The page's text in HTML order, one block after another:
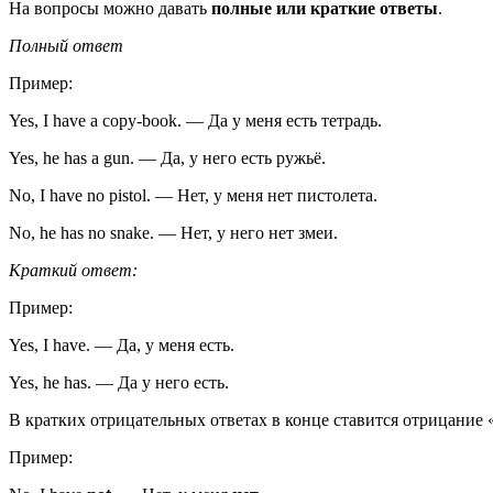
На вопросы можно давать полные или краткие ответы.
Полный ответ
Пример:
Yes, I have a copy-book. — Да у меня есть тетрадь.
Yes, he has a gun. — Да, у него есть ружьё.
No, I have no pistol. — Нет, у меня нет пистолета.
No, he has no snake. — Нет, у него нет змеи.
Краткий ответ:
Пример:
Yes, I have. — Да, у меня есть.
Yes, he has. — Да у него есть.
В кратких отрицательных ответах в конце ставится отрицание
Пример: